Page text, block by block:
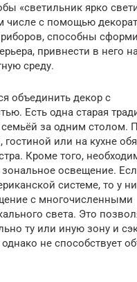
«светильник ярко
числе с помощью
способны
привнести в него
среду.
объединить декор с
Есть одна старая
семьёй за одним столом.
гостиной или на кухне
Кроме того,
освещение.
системе, то у
с многочисленными
света. Это
ту или иную зону и
не способствует